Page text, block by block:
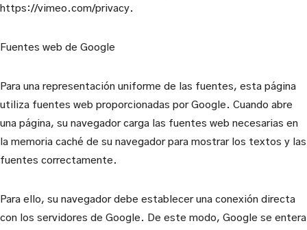
https://vimeo.com/privacy.
Fuentes web de Google
Para una representación uniforme de las fuentes, esta página
utiliza fuentes web proporcionadas por Google. Cuando abre
una página, su navegador carga las fuentes web necesarias en
la memoria caché de su navegador para mostrar los textos y las
fuentes correctamente.
Para ello, su navegador debe establecer una conexión directa
con los servidores de Google. De este modo, Google se entera